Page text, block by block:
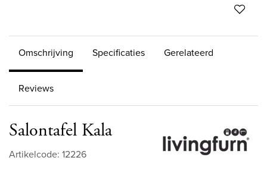
Omschrijving Specificaties Gerelateerd
Reviews
Salontafel Kala
Artikelcode: 12226